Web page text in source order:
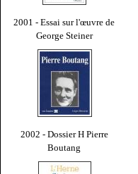
2001 - Essai sur l'œuvre de
George Steiner
2002 - Dossier H Pierre
Boutang